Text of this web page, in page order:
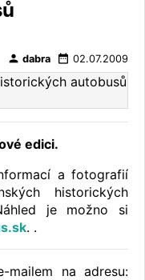
person dabra date_range 02.07.2009
edici.
a fotografií
historických
je možno si
. .
mailem na adresu: